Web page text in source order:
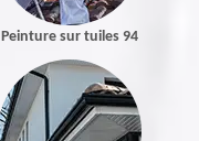
Peinture sur tuiles 94